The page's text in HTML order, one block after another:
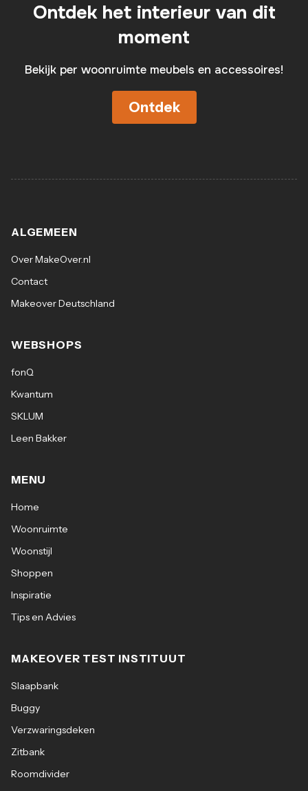
Ontdek het interieur van dit
moment
Bekijk per woonruimte meubels en accessoires!
Ontdek
ALGEMEEN
Over MakeOver.nl
Contact
Makeover Deutschland
WEBSHOPS
fonQ
Kwantum
SKLUM
Leen Bakker
MENU
Home
Woonruimte
Woonstijl
Shoppen
Inspiratie
Tips en Advies
MAKEOVER TEST INSTITUUT
Slaapbank
Buggy
Verzwaringsdeken
Zitbank
Roomdivider